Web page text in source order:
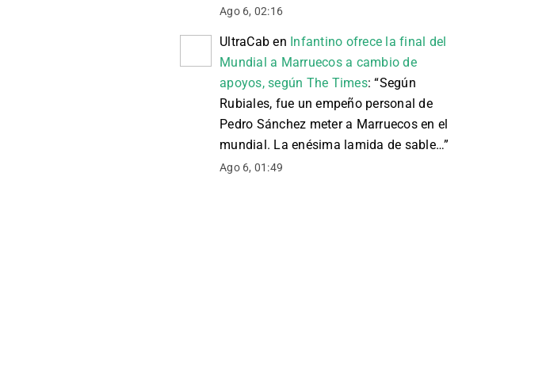
Ago 6, 02:16
UltraCab en Infantino ofrece la final del
Mundial a Marruecos a cambio de
apoyos, según The Times: “Según
Rubiales, fue un empeño personal de
Pedro Sánchez meter a Marruecos en el
mundial. La enésima lamida de sable…”
Ago 6, 01:49